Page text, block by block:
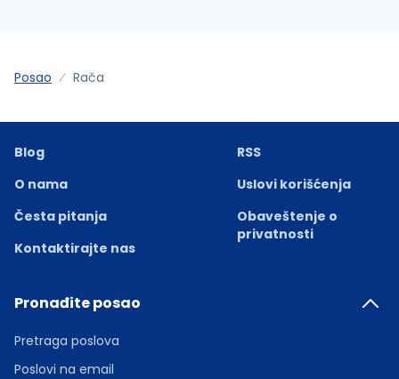
Posao Rača
Blog
O nama
Česta pitanja
Kontaktirajte nas
RSS
Uslovi korišćenja
Obaveštenje o
privatnosti
Pronađite posao
Pretraga poslova
Poslovi na email